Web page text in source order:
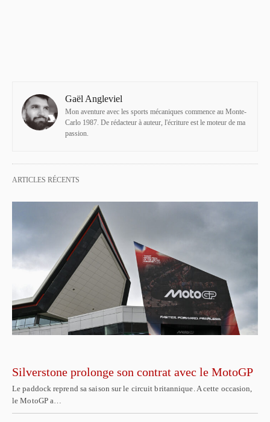
Gaël Angleviel
Mon aventure avec les sports mécaniques commence au Monte-
Carlo 1987. De rédacteur à auteur, l'écriture est le moteur de ma
passion.
ARTICLES RÉCENTS
Silverstone prolonge son contrat avec le MotoGP
Le paddock reprend sa saison sur le circuit britannique. A cette occasion,
le MotoGP a…